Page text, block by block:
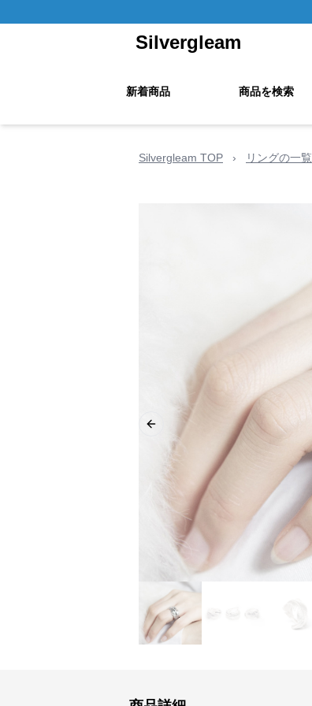
Silvergleam
新着商品 商品を検索
Silvergleam TOP › リングの一覧
Previous slide